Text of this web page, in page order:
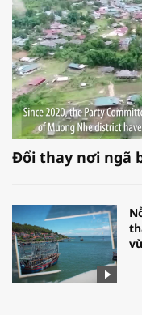
Đổi thay nơi ngã